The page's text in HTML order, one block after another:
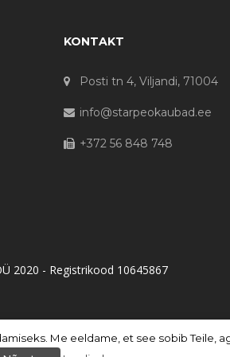
KONTAKT
Posti tn 4, Viljandi, 71004
info@starpeokaubad.ee
+372 56 848 748
2020 - Registrikood 10645867
Me eeldame, et see sobib Teile,